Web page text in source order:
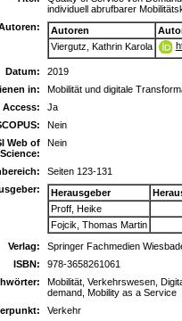
individuell abrufbarer
Autoren
Viergutz, Kathrin Karola
Datum:
2019
in:
Mobilität und digitale
Access:
Ja
Nein
Web of
Science:
Nein
Seiten 123-131
Herausgeber
Proff, Heike
Fojcik, Thomas Martin
Verlag:
Springer Fachmedien
ISBN:
978-3658261061
Mobilität, Verkehrswesen,
demand, Mobility as a Service
Verkehr